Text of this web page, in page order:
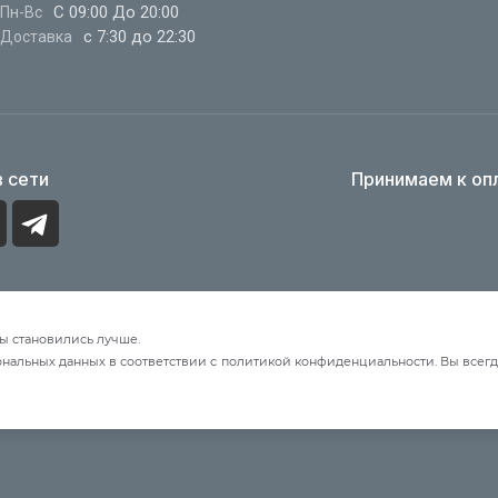
Пн-Вс С 09:00 До 20:00
Доставка с 7:30 до 22:30
сети Принимаем к
становились лучше.
данных в соответствии с политикой конфиденциальности. Вы